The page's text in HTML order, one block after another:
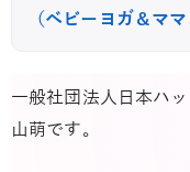
（ベビーヨガ＆マ
一般社団法人日本ハ
山萌です。